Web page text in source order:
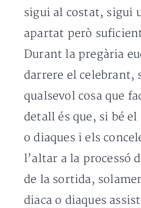
sigui al costat, sigui
apartat però
Durant la pregària
darrere el celebrant,
qualsevol cosa que
detall és que, si bé
o diaques i els
l’altar a la processó
de la sortida,
diaca o diaques